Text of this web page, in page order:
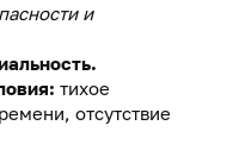
и
тихое
отсутствие